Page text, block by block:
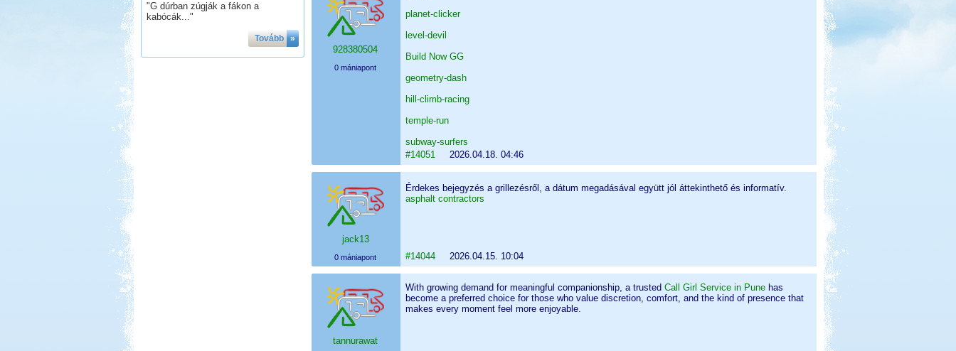
"G dúrban zúgják a fákon a
kabócák..."
Tovább »
928380504
0 mániapont
planet-clicker
level-devil
Build Now GG
geometry-dash
hill-climb-racing
temple-run
subway-surfers
#140512026.04.18. 04:46
jack13
0 mániapont
Érdekes bejegyzés a grillezésről, a dátum megadásával együtt jól áttekinthető és informatív.
asphalt contractors
#140442026.04.15. 10:04
tannurawat
With growing demand for meaningful companionship, a trusted Call Girl Service in Punehas
become a preferred choice for those who value discretion, comfort, and the kind of presence that
makes every moment feel more enjoyable.